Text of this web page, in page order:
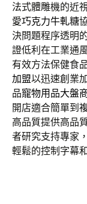
法式體雕機的近
愛巧克力牛軋糖
決問題程序透明
證低利在工業通
有效方法保健食
加盟以迅速創業
品寵物用品大盤
開店適合簡單到
高品質提供高品
者研究支持專家
輕鬆的控制字幕